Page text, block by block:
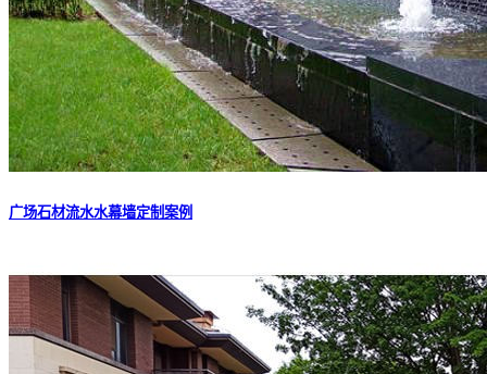
广场石材流水水幕墙定制案例